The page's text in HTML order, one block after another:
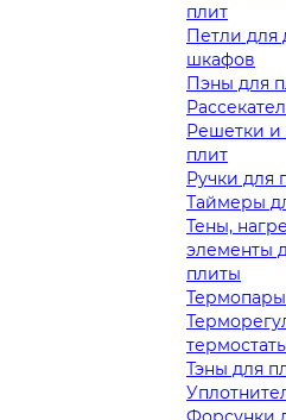
плит
Петли для
шкафов
Пэны для
Решетки и
плит
Ручки для
Таймеры
Тены,
элементы
плиты
Тэны для